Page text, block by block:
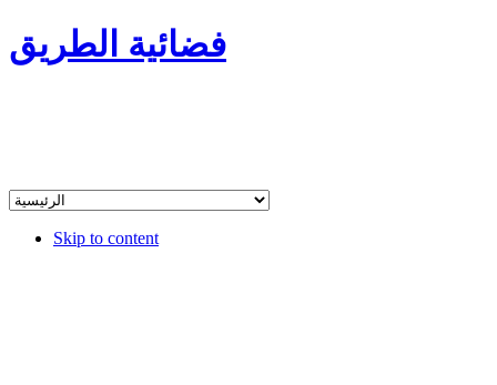
فضائية الطريق
Skip to content